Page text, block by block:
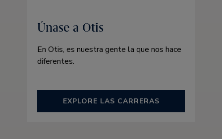
Únase a Otis
En Otis, es nuestra gente la que nos hace
diferentes.
EXPLORE LAS CARRERAS